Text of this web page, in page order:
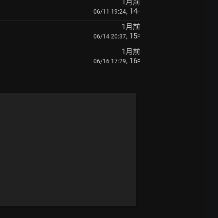
1月前
06/11 19:24, 14F
1月前
06/14 20:37, 15F
1月前
06/16 17:29, 16F